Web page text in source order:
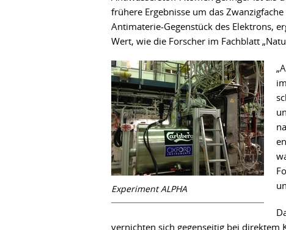
frühere Ergebnisse um das
Antimaterie-Gegenstück des Elektrons,
Wert, wie die Forscher im Fachblatt
Experiment ALPHA
vernichten sich gegenseitig bei